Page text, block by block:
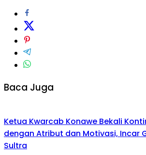
Baca Juga
Ketua Kwarcab Konawe Bekali
dengan Atribut dan Motivasi, Incar
Sultra